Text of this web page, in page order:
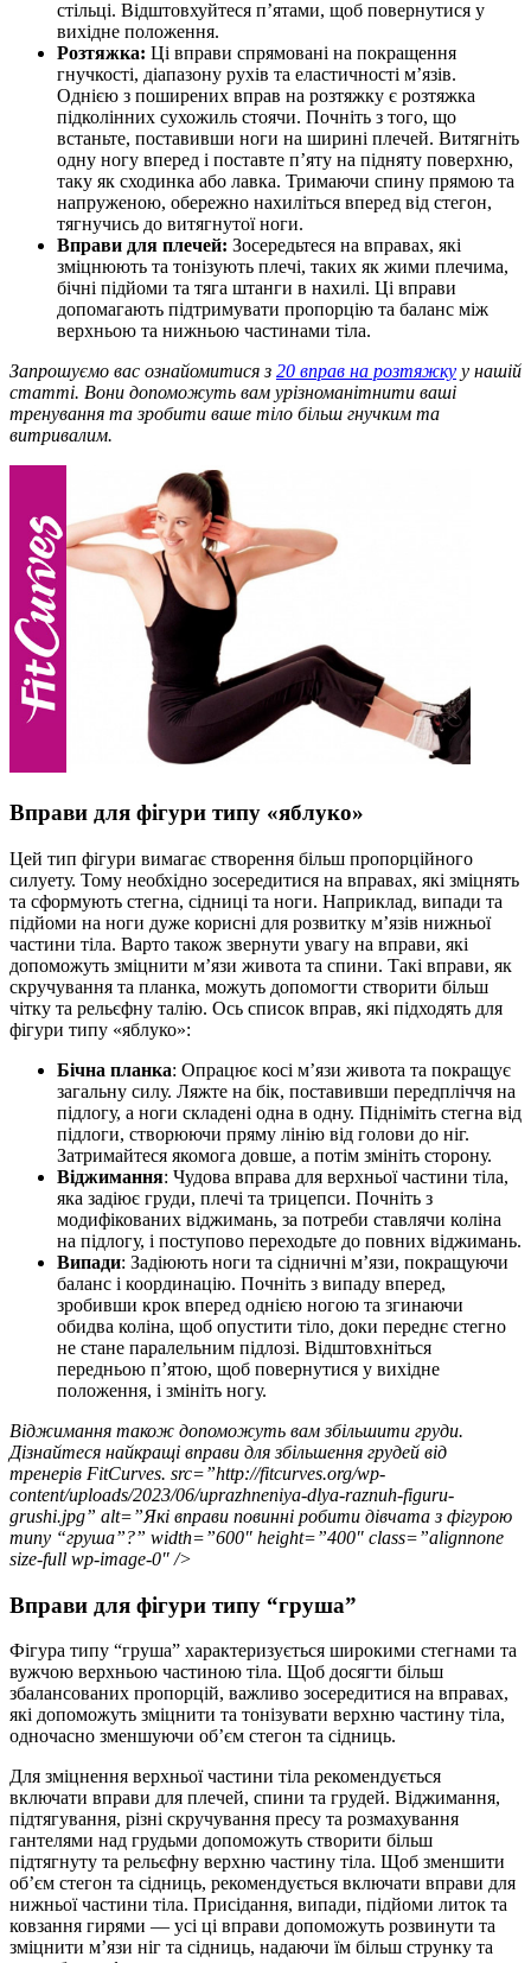
стільці. Відштовхуйтеся п’ятами, щоб повернутися у
вихідне положення.
Розтяжка: Ці вправи спрямовані на покращення
гнучкості, діапазону рухів та еластичності м’язів.
Однією з поширених вправ на розтяжку є розтяжка
підколінних сухожиль стоячи. Почніть з того, що
встаньте, поставивши ноги на ширині плечей. Витягніть
одну ногу вперед і поставте п’яту на підняту поверхню,
таку як сходинка або лавка. Тримаючи спину прямою та
напруженою, обережно нахиліться вперед від стегон,
тягнучись до витягнутої ноги.
Вправи для плечей: Зосередьтеся на вправах, які
зміцнюють та тонізують плечі, таких як жими плечима,
бічні підйоми та тяга штанги в нахилі. Ці вправи
допомагають підтримувати пропорцію та баланс між
верхньою та нижньою частинами тіла.
Запрошуємо вас ознайомитися з 20 вправ на розтяжку у нашій
статті. Вони допоможуть вам урізноманітнити ваші
тренування та зробити ваше тіло більш гнучким та
витривалим.
Вправи для фігури типу «яблуко»
Цей тип фігури вимагає створення більш пропорційного
силуету. Тому необхідно зосередитися на вправах, які зміцнять
та сформують стегна, сідниці та ноги. Наприклад, випади та
підйоми на ноги дуже корисні для розвитку м’язів нижньої
частини тіла. Варто також звернути увагу на вправи, які
допоможуть зміцнити м’язи живота та спини. Такі вправи, як
скручування та планка, можуть допомогти створити більш
чітку та рельєфну талію. Ось список вправ, які підходять для
фігури типу «яблуко»:
Бічна планка: Опрацює косі м’язи живота та покращує
загальну силу. Ляжте на бік, поставивши передпліччя на
підлогу, а ноги складені одна в одну. Підніміть стегна від
підлоги, створюючи пряму лінію від голови до ніг.
Затримайтеся якомога довше, а потім змініть сторону.
Віджимання: Чудова вправа для верхньої частини тіла,
яка задіює груди, плечі та трицепси. Почніть з
модифікованих віджимань, за потреби ставлячи коліна
на підлогу, і поступово переходьте до повних віджимань.
Випади: Задіюють ноги та сідничні м’язи, покращуючи
баланс і координацію. Почніть з випаду вперед,
зробивши крок вперед однією ногою та згинаючи
обидва коліна, щоб опустити тіло, доки переднє стегно
не стане паралельним підлозі. Відштовхніться
передньою п’ятою, щоб повернутися у вихідне
положення, і змініть ногу.
Віджимання також допоможуть вам збільшити груди.
Дізнайтеся найкращі вправи для збільшення грудей від
тренерів FitCurves. src=”http://fitcurves.org/wp-
content/uploads/2023/06/uprazhneniya-dlya-raznuh-figuru-
grushi.jpg” alt=”Які вправи повинні робити дівчата з фігурою
типу “груша”?” width=”600″ height=”400″ class=”alignnone
size-full wp-image-0″ />
Вправи для фігури типу “груша”
Фігура типу “груша” характеризується широкими стегнами та
вужчою верхньою частиною тіла. Щоб досягти більш
збалансованих пропорцій, важливо зосередитися на вправах,
які допоможуть зміцнити та тонізувати верхню частину тіла,
одночасно зменшуючи об’єм стегон та сідниць.
Для зміцнення верхньої частини тіла рекомендується
включати вправи для плечей, спини та грудей. Віджимання,
підтягування, різні скручування пресу та розмахування
гантелями над грудьми допоможуть створити більш
підтягнуту та рельєфну верхню частину тіла. Щоб зменшити
об’єм стегон та сідниць, рекомендується включати вправи для
нижньої частини тіла. Присідання, випади, підйоми литок та
ковзання гирями — усі ці вправи допоможуть розвинути та
зміцнити м’язи ніг та сідниць, надаючи їм більш струнку та